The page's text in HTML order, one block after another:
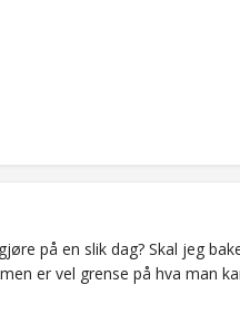
på en slik dag? Skal jeg
er vel grense på hva man